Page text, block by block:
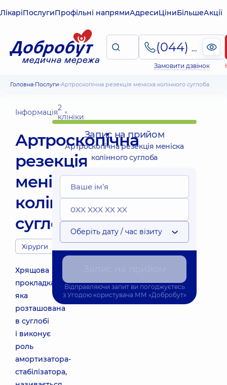
ЛікаріПослугиПрофільні напрямиАдресиЦіниБільшеАкції
(044) 495-2-888
Замовити дзвінок
Головна Послуги Артроскопічна резекція меніска колінного суглоба
Інформація2
клініки
Артроскопічна
резекція
меніска
колінного
суглоба
Хірурги
Хрящова
прокладка,
яка
розташована
в суглобі
і виконує
роль
амортизатора-
стабілізатора,
Запис на прийом
Артроскопічна резекція меніска
колінного суглоба
Оберіть дату / час візиту
Відправляючи запит ви погоджуєтесь
з Угодою користувача ММ «Добробут»